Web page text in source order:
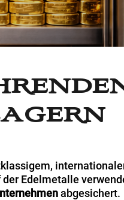
Edelmetalle
abgesichert.